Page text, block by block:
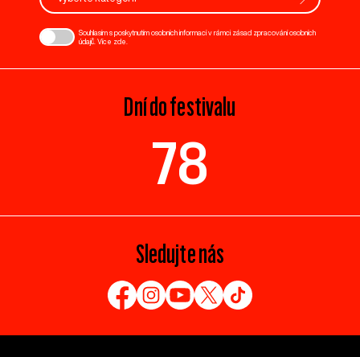
Souhlasím s poskytnutím osobních informací v rámci zásad zpracování osobních
údajů. Více zde
Dní do festivalu
78
Sledujte nás